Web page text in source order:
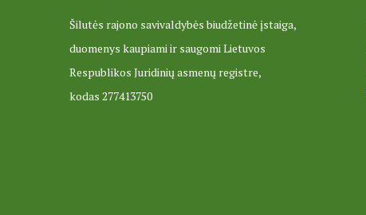
Šilutės rajono savivaldybės biudžetinė įstaiga,
duomenys kaupiami ir saugomi Lietuvos
Respublikos Juridinių asmenų registre,
kodas 277413750